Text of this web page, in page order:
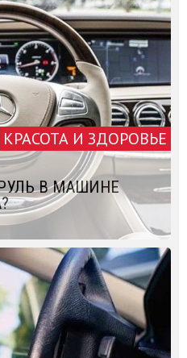
КРАСОТА И ЗДОРОВЬЕ
В МАШИНЕ